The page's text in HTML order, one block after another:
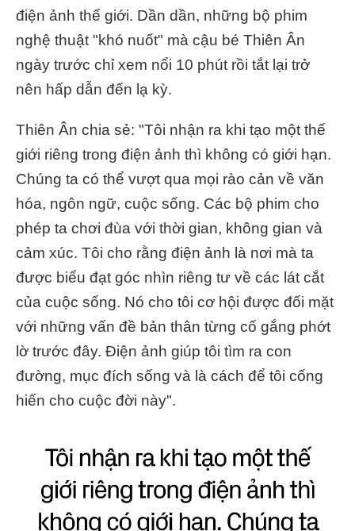
điện ảnh thế giới. Dần dần, những bộ phim
nghệ thuật "khó nuốt" mà cậu bé Thiên Ân
ngày trước chỉ xem nổi 10 phút rồi tắt lại trở
nên hấp dẫn đến lạ kỳ.
Thiên Ân chia sẻ: "Tôi nhận ra khi tạo một thế
giới riêng trong điện ảnh thì không có giới hạn.
Chúng ta có thể vượt qua mọi rào cản về văn
hóa, ngôn ngữ, cuộc sống. Các bộ phim cho
phép ta chơi đùa với thời gian, không gian và
cảm xúc. Tôi cho rằng điện ảnh là nơi mà ta
được biểu đạt góc nhìn riêng tư về các lát cắt
của cuộc sống. Nó cho tôi cơ hội được đối mặt
với những vấn đề bản thân từng cố gắng phớt
lờ trước đây. Điện ảnh giúp tôi tìm ra con
đường, mục đích sống và là cách để tôi cống
hiến cho cuộc đời này".